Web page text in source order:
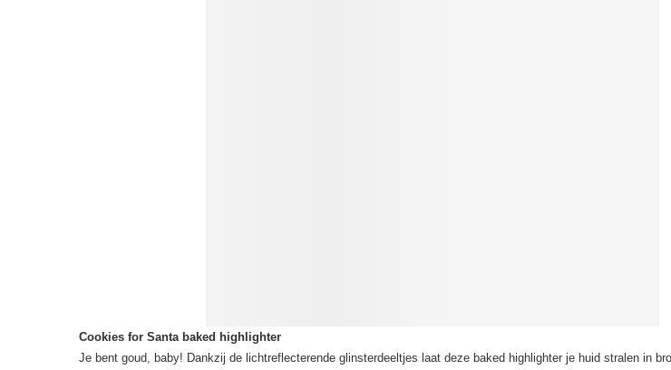
Cookies for Santa baked highlighter
Je bent goud, baby! Dankzij de lichtreflecterende glinsterdeeltjes laat deze baked highlighter je huid stralen in